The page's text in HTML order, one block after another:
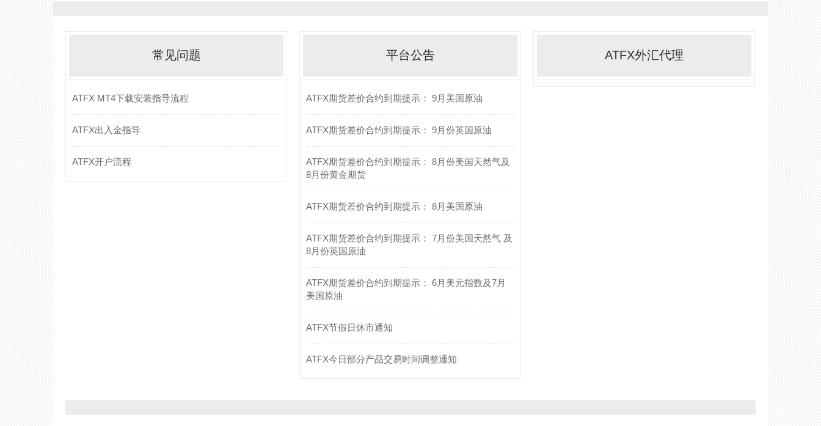
常见问题
ATFX MT4下载安装指导流程
ATFX出入金指导
ATFX开户流程
平台公告
ATFX期货差价合约到期提示： 9月美国原油
ATFX期货差价合约到期提示： 9月份英国原油
ATFX期货差价合约到期提示： 8月份美国天然气及
8月份黄金期货
ATFX期货差价合约到期提示： 8月美国原油
ATFX期货差价合约到期提示： 7月份美国天然气 及
8月份英国原油
ATFX期货差价合约到期提示： 6月美元指数及7月
美国原油
ATFX节假日休市通知
ATFX今日部分产品交易时间调整通知
ATFX外汇代理